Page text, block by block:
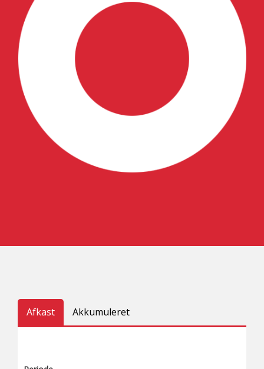
Afkast Akkumuleret